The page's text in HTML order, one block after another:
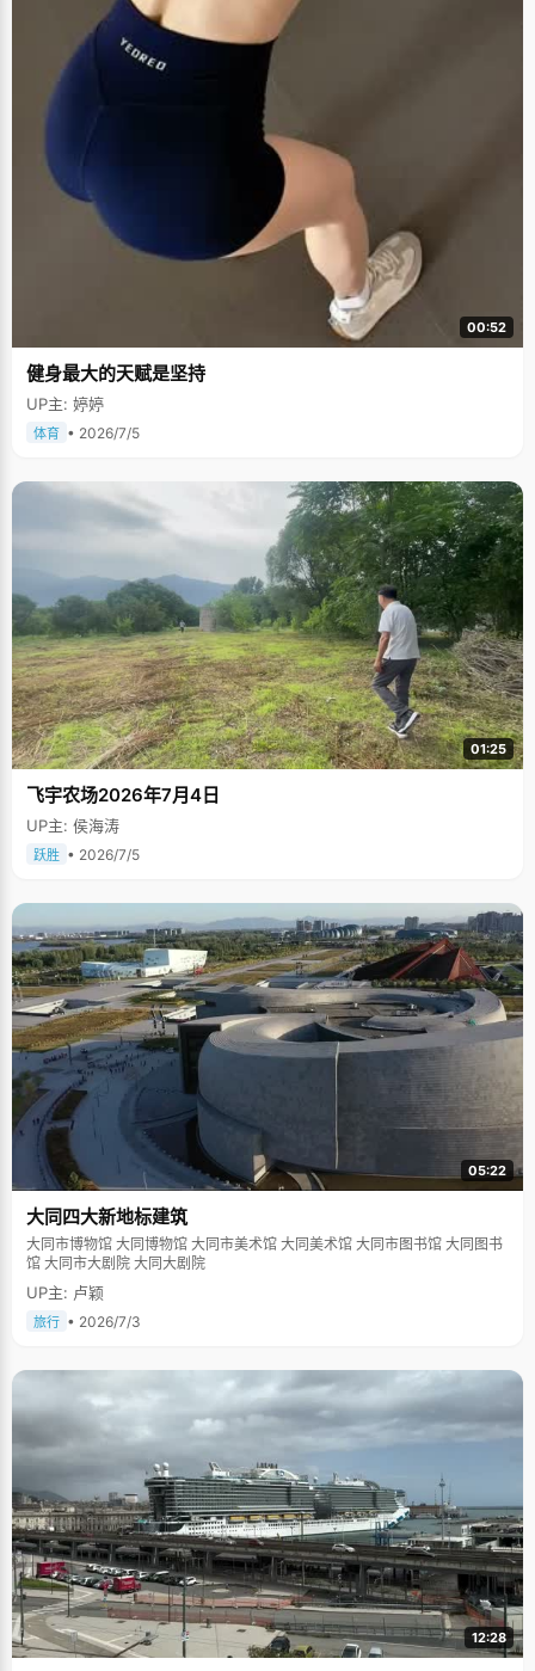
00:52
健身最大的天赋是坚持
UP主: 婷婷
体育 • 2026/7/5
01:25
飞宇农场2026年7月4日
UP主: 侯海涛
跃胜 • 2026/7/5
05:22
大同四大新地标建筑
大同市博物馆 大同博物馆 大同市美术馆 大同美术馆 大同市图书馆 大同图书
馆 大同市大剧院 大同大剧院
UP主: 卢颖
旅行 • 2026/7/3
12:28